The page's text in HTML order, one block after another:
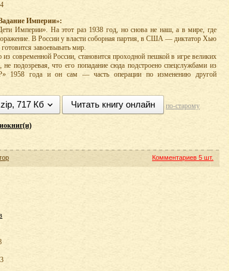
Империи»:
Империи». На этот раз 1938 год, но снова не наш, а в мире, где
В России у власти соборная партия, в США — диктатор Хью
завоевывать мир.
современной России, становится проходной пешкой в игре великих
не подозревая, что его попадание сюда подстроено спецслужбами из
1958 года и он сам — часть операции по изменению другой
717 Кб Читать книгу онлайн по-старому
Комментариев 5 шт.